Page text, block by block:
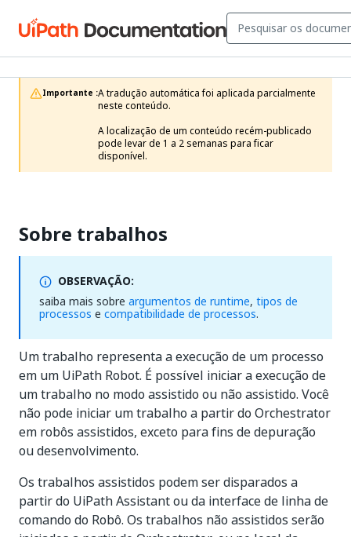
Importante :A tradução automática foi aplicada parcialmente
neste conteúdo.
A localização de um conteúdo recém-publicado
pode levar de 1 a 2 semanas para ficar
disponível.
Sobre trabalhos
OBSERVAÇÃO:
saiba mais sobre argumentos de runtime, tipos de
processos e compatibilidade de processos.
Um trabalho representa a execução de um processo
em um UiPath Robot. É possível iniciar a execução de
um trabalho no modo assistido ou não assistido. Você
não pode iniciar um trabalho a partir do Orchestrator
em robôs assistidos, exceto para fins de depuração
ou desenvolvimento.
Os trabalhos assistidos podem ser disparados a
partir do UiPath Assistant ou da interface de linha de
comando do Robô. Os trabalhos não assistidos serão